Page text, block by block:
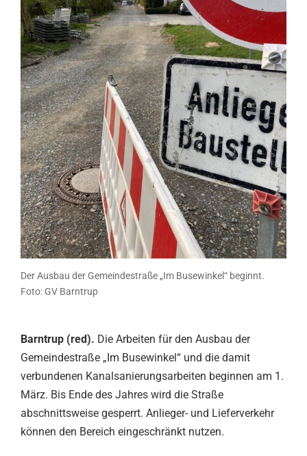
Der Ausbau der Gemeindestraße „Im Busewinkel“ beginnt.
Foto: GV Barntrup
Barntrup (red). Die Arbeiten für den Ausbau der
Gemeindestraße „Im Busewinkel“ und die damit
verbundenen Kanalsanierungsarbeiten beginnen am 1.
März. Bis Ende des Jahres wird die Straße
abschnittsweise gesperrt. Anlieger- und Lieferverkehr
können den Bereich eingeschränkt nutzen.